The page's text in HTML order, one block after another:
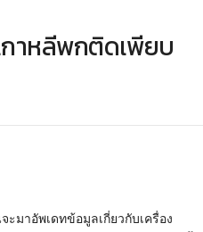
กาหลีพกติดเพียบ
มาอัพเดทข้อมูลเกี่ยวกับเครื่อง